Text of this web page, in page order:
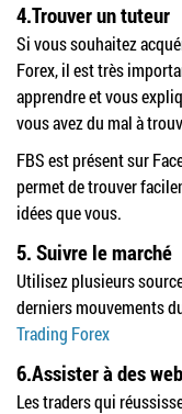
4.Trouver un tuteur
Si vous souhaitez
Forex, il est très
apprendre et vous
vous avez du mal à
FBS est présent sur
permet de trouver
idées que vous.
5. Suivre le marché
Utilisez plusieurs
derniers mouvements
Trading Forex
6.Assister à des
Les traders qui